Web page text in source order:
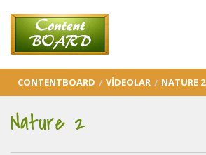
CONTENTBOARD VIDEOLAR NATURE 2
Nature 2